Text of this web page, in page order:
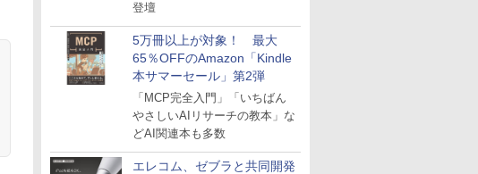
登壇
5万冊以上が対象！ 最大
65％OFFのAmazon「Kindle
本サマーセール」第2弾
「MCP完全入門」「いちばん
やさしいAIリサーチの教本」な
どAI関連本も多数
エレコム、ゼブラと共同開発